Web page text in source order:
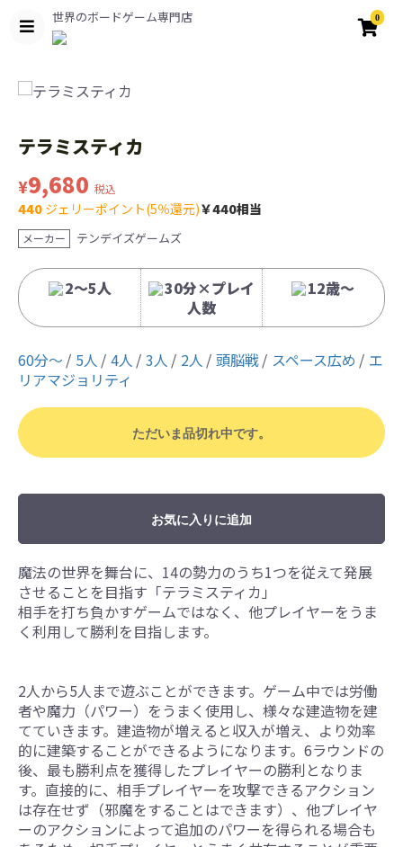
世界のボードゲーム専門店 0
テラミスティカ
¥9,680 税込
440 ジェリーポイント(5％還元)￥440相当
メーカー テンデイズゲームズ
2〜5人
30分×プレイ
人数
12歳〜
60分〜 5人 4人 3人 2人 頭脳戦 スペース広め
エ
リアマジョリティ
ただいま品切れ中です。
お気に入りに追加
魔法の世界を舞台に、14の勢力のうち1つを従えて発展
させることを目指す「テラミスティカ」
相手を打ち負かすゲームではなく、他プレイヤーをうま
く利用して勝利を目指します。
2人から5人まで遊ぶことができます。ゲーム中では労働
者や魔力（パワー）をうまく使用し、様々な建造物を建
てていきます。建造物が増えると収入が増え、より効率
的に建築することができるようになります。6ラウンドの
後、最も勝利点を獲得したプレイヤーの勝利となりま
す。直接的に、相手プレイヤーを攻撃できるアクション
は存在せず（邪魔をすることはできます）、他プレイヤ
ーのアクションによって追加のパワーを得られる場合も